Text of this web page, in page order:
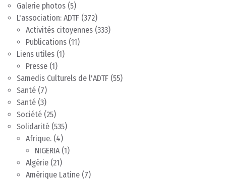
Galerie photos (5)
L'association: ADTF (372)
Activités citoyennes (333)
Publications (11)
Liens utiles (1)
Presse (1)
Samedis Culturels de l'ADTF (55)
Santé (7)
Santé (3)
Société (25)
Solidarité (535)
Afrique. (4)
NIGERIA(1)
Algérie (21)
Amérique Latine (7)